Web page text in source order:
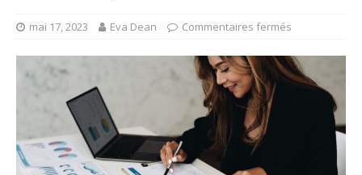
mai 17, 2023 Eva Dean Commentaires fermés